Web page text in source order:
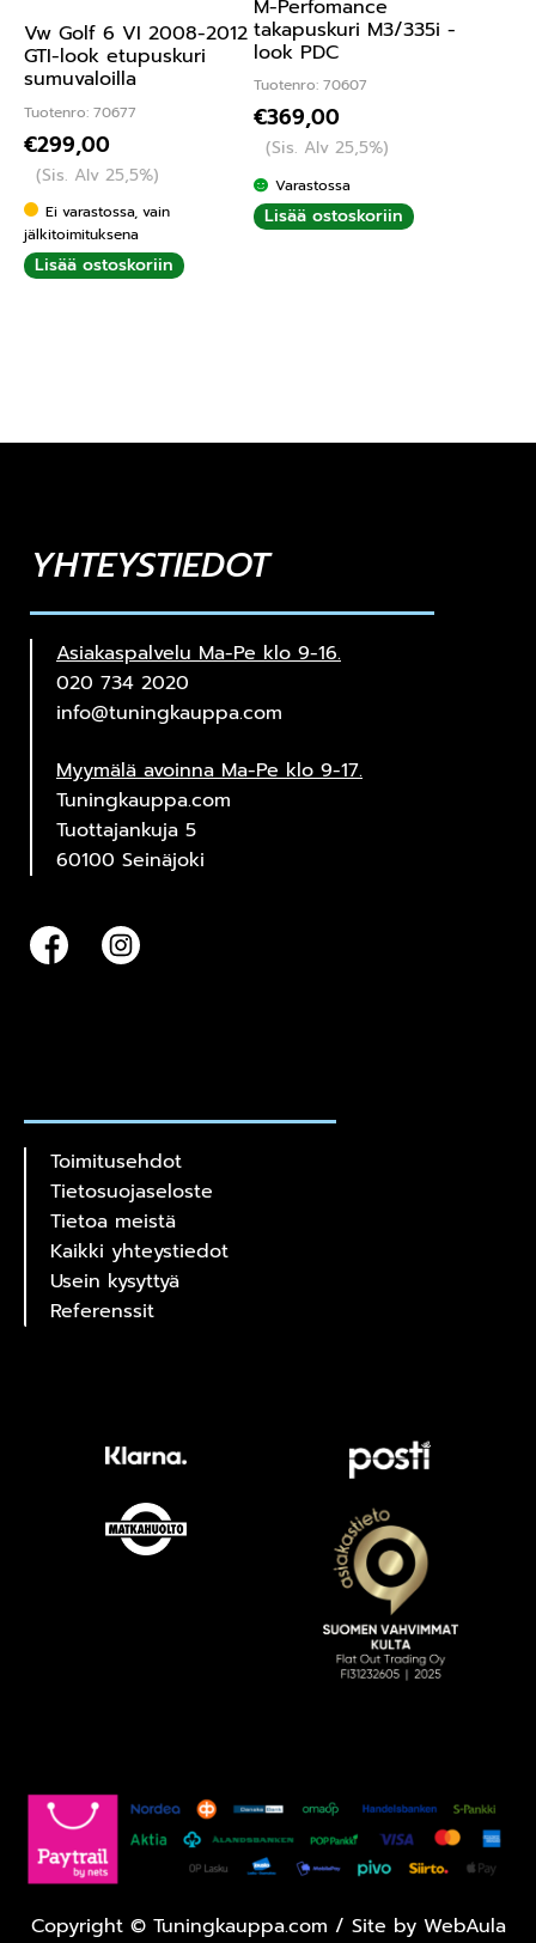
Vw Golf 6 VI 2008-2012
GTI-look etupuskuri
sumuvaloilla
Tuotenro: 70677
€299,00
(Sis. Alv 25,5%)
Ei varastossa, vain
jälkitoimituksena
Lisää ostoskoriin
M-Perfomance
takapuskuri M3/335i -
look PDC
Tuotenro: 70607
€369,00
(Sis. Alv 25,5%)
Varastossa
Lisää ostoskoriin
YHTEYSTIEDOT
Asiakaspalvelu Ma-Pe klo 9-16.
020 734 2020
info@tuningkauppa.com
Myymälä avoinna Ma-Pe klo 9-17.
Tuningkauppa.com
Tuottajankuja 5
60100 Seinäjoki
Toimitusehdot
Tietosuojaseloste
Tietoa meistä
Kaikki yhteystiedot
Usein kysyttyä
Referenssit
Copyright ©Tuningkauppa.com / Site by WebAula